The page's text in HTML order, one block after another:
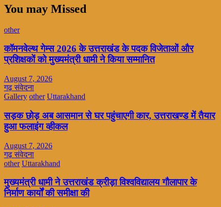
You may Missed
other
कॉमनवेल्थ गेम्स 2026 के उत्तराखंड के पदक विजेताओं और
प्रशिक्षकों को मुख्यमंत्री धामी ने किया सम्मानित
August 7, 2026
गढ़ संवेदना
Gallery other Uttarakhand
सड़क छोड़ अब आसमान से घर पहुंचाएगी कार, उत्तराखण्ड में तैयार
हुआ फलाइंग व्हीकल
August 7, 2026
गढ़ संवेदना
other Uttarakhand
मुख्यमंत्री धामी ने उत्तराखंड क्रीड़ा विश्वविद्यालय गौलापार के
निर्माण कार्यों की समीक्षा की